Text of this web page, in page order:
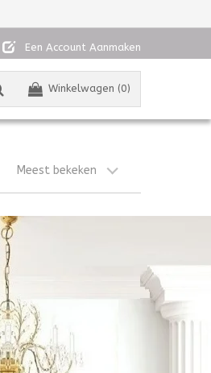
Een Account Aanmaken
Winkelwagen (0)
Meest bekeken